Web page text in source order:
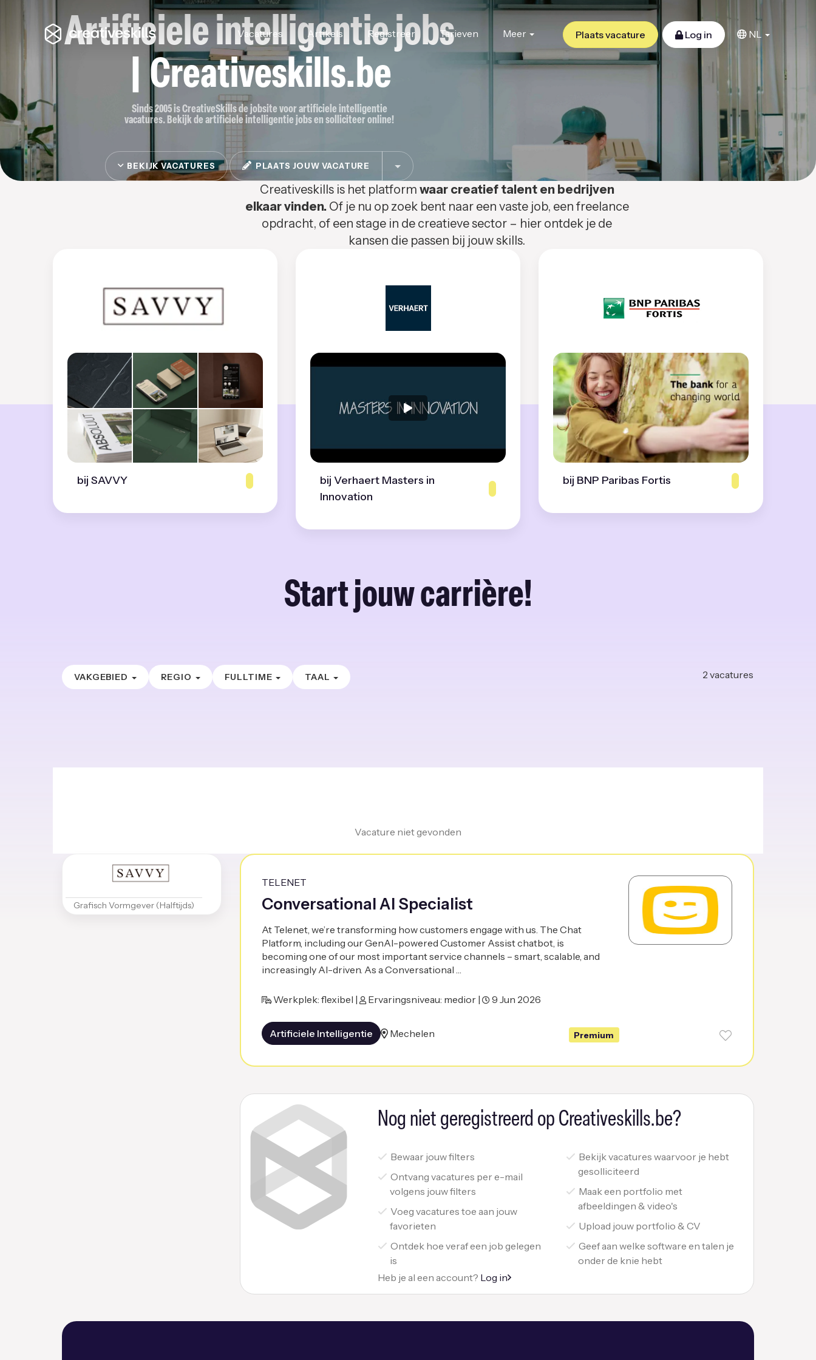
Vacatures Artikels Registreer Tarieven Meer Plaats vacature Log in NL
Artificiele intelligentie jobs
| Creativeskills.be
Sinds 2005 is CreativeSkills de jobsite voor artificiele intelligentie
vacatures. Bekijk de artificiele intelligentie jobs en solliciteer online!
BEKIJK VACATURES PLAATS JOUW VACATURE
Creativeskills is het platform waar creatief talent en bedrijven
elkaar vinden. Of je nu op zoek bent naar een vaste job, een freelance
opdracht, of een stage in de creatieve sector – hier ontdek je de
kansen die passen bij jouw skills.
bij SAVVY
bij Verhaert Masters in
Innovation
bij BNP Paribas Fortis
Start jouw carrière!
VAKGEBIED REGIO FULLTIME TAAL 2 vacatures
Vacature niet gevonden
Grafisch Vormgever (Halftijds)
TELENET
Conversational AI Specialist
At Telenet, we’re transforming how customers engage with us. The Chat
Platform, including our GenAI-powered Customer Assist chatbot, is
becoming one of our most important service channels – smart, scalable, and
increasingly AI-driven. As a Conversational …
Werkplek: flexibel | Ervaringsniveau: medior | 9 Jun 2026
Artificiele Intelligentie Mechelen Premium
Nog niet geregistreerd op Creativeskills.be?
Bewaar jouw filters
Ontvang vacatures per e-mail
volgens jouw filters
Voeg vacatures toe aan jouw
favorieten
Ontdek hoe veraf een job gelegen
is
Bekijk vacatures waarvoor je hebt
gesolliciteerd
Maak een portfolio met
afbeeldingen & video's
Upload jouw portfolio & CV
Geef aan welke software en talen je
onder de knie hebt
Heb je al een account? Log in